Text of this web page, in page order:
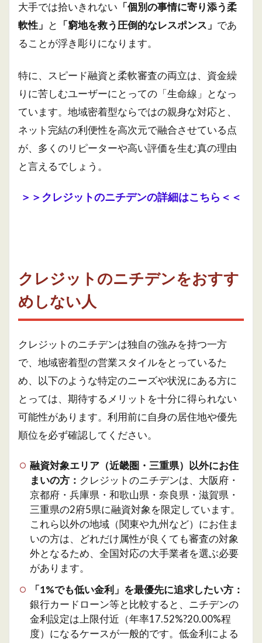
大手では拾いきれない 「個別の事情に寄り添う柔
軟性」 と 「窮地を救う圧倒的なレスポンス」 であ
ることが浮き彫りになります。
特に、スピード融資と柔軟審査の両立は、資金繰
りに苦しむユーザーにとっての「生命線」となっ
ています。地域密着型ならではの親身な対応と、
ネット完結の利便性を高次元で融合させている点
が、多くのリピーターや高い評価を生む真の理由
と言えるでしょう。
＞＞クレジットのニチデンの詳細はこちら＜＜
クレジットのニチデンをおすす
めしない人
クレジットのニチデンは独自の強みを持つ一方
で、地域密着型の営業スタイルをとっているた
め、以下のような特定のニーズや状況にある方に
とっては、期待するメリットを十分に得られない
可能性があります。利用前に自身の居住地や優先
順位を必ず確認してください。
融資対象エリア（近畿圏・三重県）以外にお住
まいの方： クレジットのニチデンは、大阪府・
京都府・兵庫県・和歌山県・奈良県・滋賀県・
三重県の2府5県に融資対象を限定しています。
これら以外の地域（関東や九州など）にお住ま
いの方は、どれだけ属性が良くても審査の対象
外となるため、全国対応の大手業者を選ぶ必要
があります。
「1%でも低い金利」を最優先に追求したい方：
銀行カードローン等と比較すると、ニチデンの
金利設定は上限付近（年率17.52%?20.00%程
度）になるケースが一般的です。低金利による